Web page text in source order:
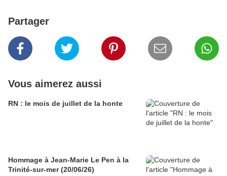
Partager
Vous aimerez aussi
RN : le mois de juillet de la honte
Hommage à Jean-Marie Le Pen à la
Trinité-sur-mer (20/06/26)